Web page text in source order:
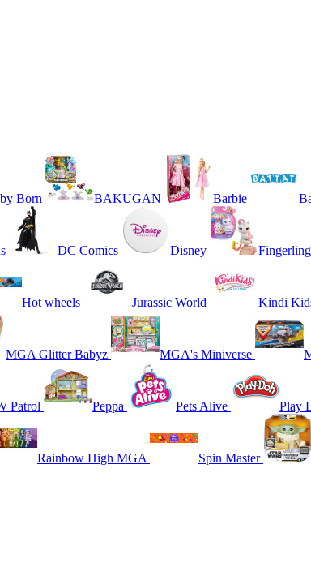
Born BAKUGAN Barbie
DC Comics Disney
Hot wheels Jurassic World Kindi
MGA Glitter Babyz MGA's Miniverse
Patrol Peppa Pets Alive Play
Rainbow High MGA Spin Master